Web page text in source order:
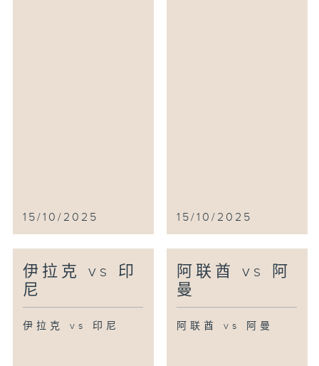
15/10/2025 15/10/2025
伊拉克 vs 印
尼
伊拉克 vs 印尼
阿联酋 vs 阿
曼
阿联酋 vs 阿曼